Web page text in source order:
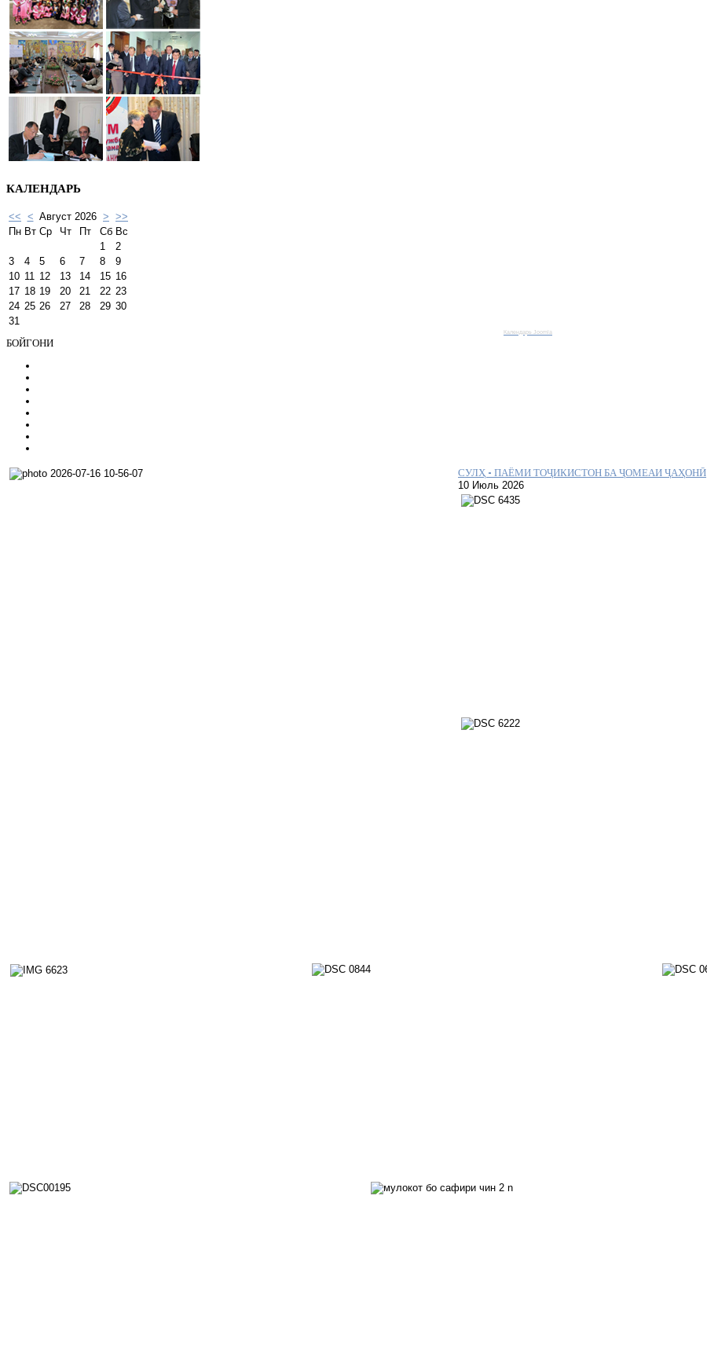
КАЛЕНДАРЬ
<< < Август 2026 > >>
Пн Вт Ср Чт Пт Сб Вс
1
2
3
4 5 6 7 8
9
10 11 12 13 14 15 16
17 18 19 20 21 22 23
24 25 26 27 28 29 30
31
Календарь Joomla
БОЙГОНИ
СУЛҲ – ПАЁМИ ТОҶИКИСТОН БА ҶОМЕАИ ҶАҲОНӢ
10 Июль 2026